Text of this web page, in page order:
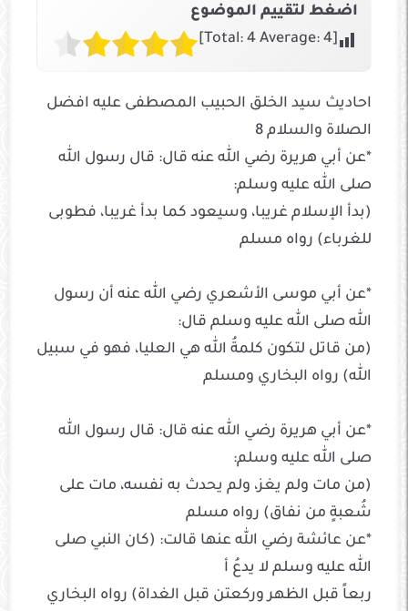
اضغط لتقييم الموضوع
[Total:
4Average: 4
]
احاديث سيد الخلق الحبيب المصطفى عليه افضل
الصلاة والسلام 8
*عن أبي هريرة رضي الله عنه قال: قال رسول الله
صلى الله عليه وسلم:
(بدأ الإسلام غريبا، وسيعود كما بدأ غريبا، فطوبى
للغرباء) رواه مسلم
*عن أبي موسى الأشعري رضي الله عنه أن رسول
الله صلى الله عليه وسلم قال:
(من قاتل لتكون كلمةُ الله هي العليا، فهو في سبيل
الله) رواه البخاري ومسلم
*عن أبي هريرة رضي الله عنه قال: قال رسول الله
صلى الله عليه وسلم:
(من مات ولم يغز، ولم يحدث به نفسه، مات على
شُعبةٍ من نفاق) رواه مسلم
*عن عائشة رضي الله عنها قالت: (كان النبي صلى
الله عليه وسلم لا يدعُ أ
ربعاً قبل الظهر وركعتن قبل الغداة) رواه البخاري